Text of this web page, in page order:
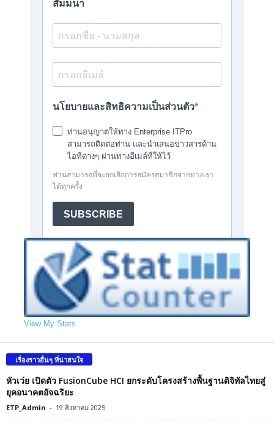
View My Stats
เรื่องราวอื่นๆ ที่น่าสนใจ
หัวเว่ย เปิดตัว FusionCube HCI ยกระดับโครงสร้างพื้นฐานดิจิทัลไทยสู่
ยุคอนาคตอัจฉริยะ
ETP_Admin - 19 สิงหาคม 2025